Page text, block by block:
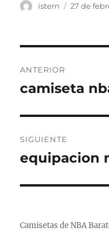
Autor
istern
Publicado
27 de
de
ANTERIOR
Entrada
camiseta
SIGUIENTE
Entrada
equipacion
Camisetas de NBA